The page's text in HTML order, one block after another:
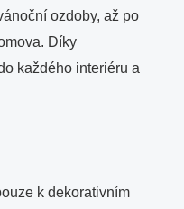
ozdoby, až po
Díky
každého interiéru a
k dekorativním